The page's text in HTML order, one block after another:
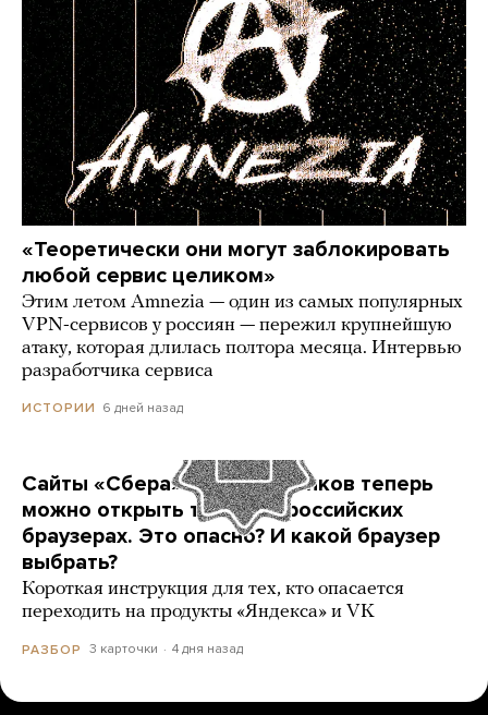
«Теоретически они могут заблокировать
любой сервис целиком»
Этим летом Amnezia — один из самых популярных
VPN-сервисов у россиян — пережил крупнейшую
атаку, которая длилась полтора месяца. Интервью
разработчика сервиса
ИСТОРИИ 6 дней назад
Сайты «Сбера» и других банков теперь
можно открыть только в российских
браузерах. Это опасно? И какой браузер
выбрать?
Короткая инструкция для тех, кто опасается
переходить на продукты «Яндекса» и VK
РАЗБОР 3 карточки 4 дня назад